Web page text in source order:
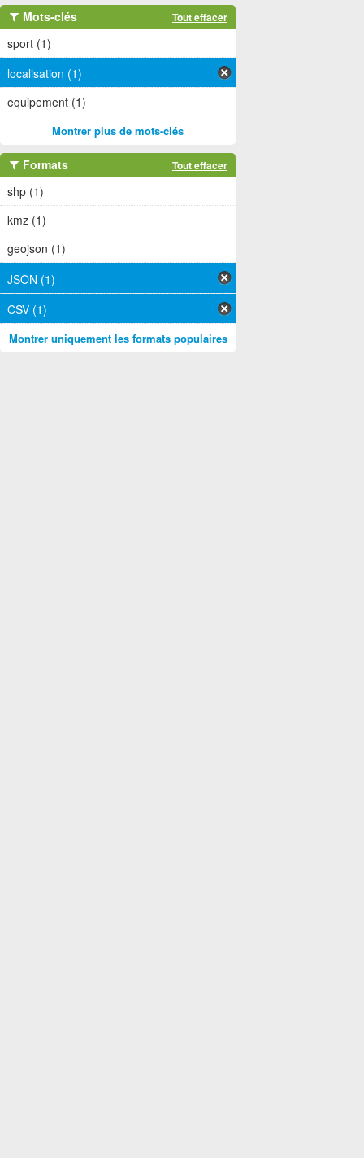
Mots-clés Tout effacer
sport (1)
localisation (1)
equipement (1)
Montrer plus de mots-clés
Formats Tout effacer
shp (1)
kmz (1)
geojson (1)
JSON (1)
CSV (1)
Montrer uniquement les formats populaires